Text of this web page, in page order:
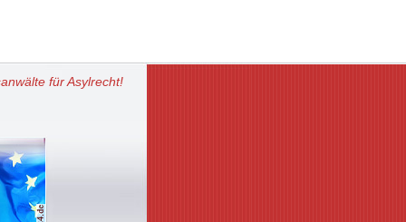
für Asylrecht!